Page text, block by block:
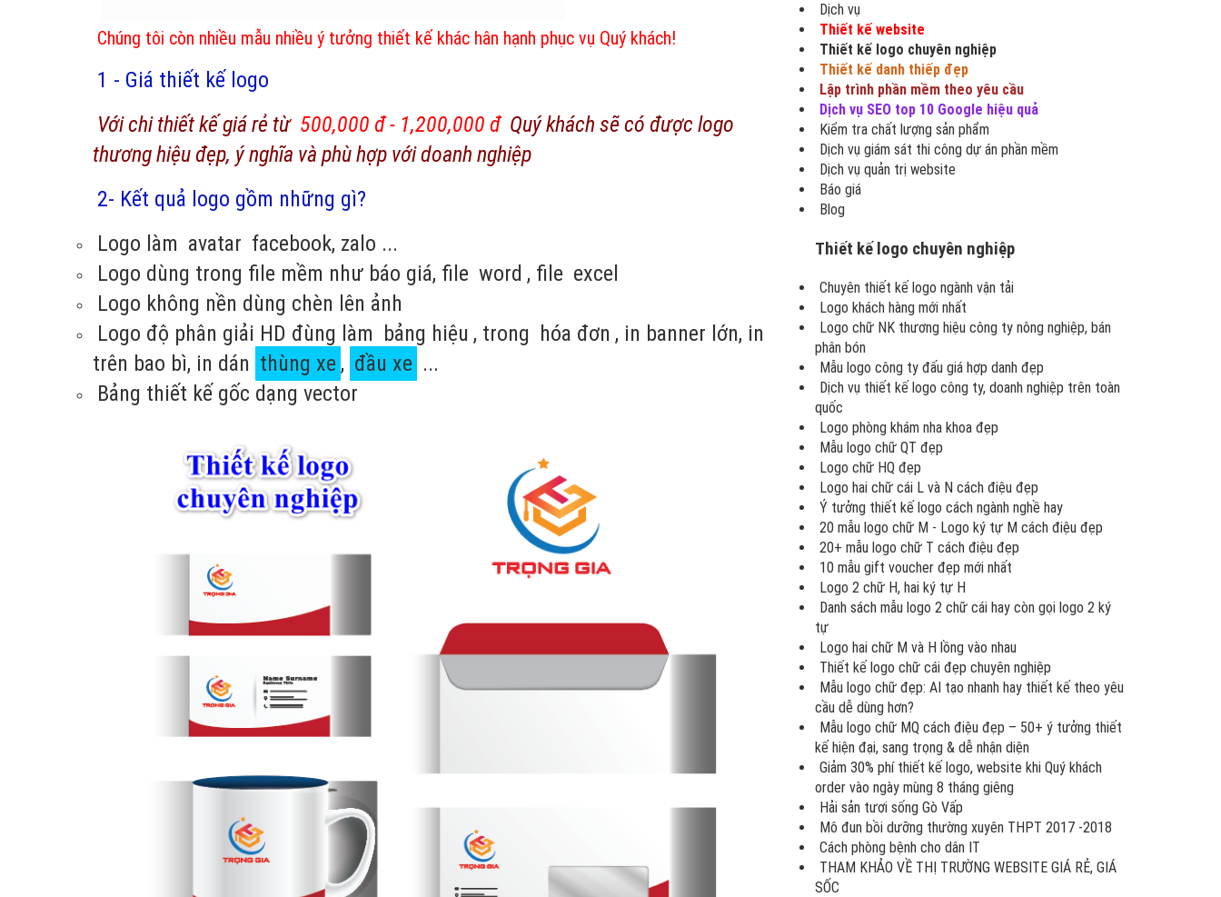
Chúng tôi còn nhiều mẫu nhiều ý tưởng thiết kế khác hân hạnh phục vụ Quý khách!
1 - Giá thiết kế logo
Với chi thiết kế giá rẻ từ 500,000 đ - 1,200,000 đ Quý khách sẽ có được logo
thương hiệu đẹp, ý nghĩa và phù hợp với doanh nghiệp
2- Kết quả logo gồm những gì?
Logo làm avatar facebook, zalo ...
Logo dùng trong file mềm như báo giá, file word , file excel
Logo không nền dùng chèn lên ảnh
Logo độ phân giải HD đùng làm bảng hiệu , trong hóa đơn , in banner lớn, in
trên bao bì, in dán thùng xe , đầu xe ...
Bảng thiết kế gốc dạng vector
Dịch vụ
Thiết kế website
Thiết kế logo chuyên nghiệp
Thiết kế danh thiếp đẹp
Lập trình phần mềm theo yêu cầu
Dịch vụ SEO top 10 Google hiệu quả
Kiểm tra chất lượng sản phẩm
Dịch vụ giám sát thi công dự án phần mềm
Dịch vụ quản trị website
Báo giá
Blog
Thiết kế logo chuyên nghiệp
Chuyên thiết kế logo ngành vận tải
Logo khách hàng mới nhất
Logo chữ NK thương hiệu công ty nông nghiệp, bán
phân bón
Mẫu logo công ty đấu giá hợp danh đẹp
Dịch vụ thiết kế logo công ty, doanh nghiệp trên toàn
quốc
Logo phòng khám nha khoa đẹp
Mẫu logo chữ QT đẹp
Logo chữ HQ đẹp
Logo hai chữ cái L và N cách điệu đẹp
Ý tưởng thiết kế logo cách ngành nghề hay
20 mẫu logo chữ M - Logo ký tự M cách điệu đẹp
20+ mẫu logo chữ T cách điệu đẹp
10 mẫu gift voucher đẹp mới nhất
Logo 2 chữ H, hai ký tự H
Danh sách mẫu logo 2 chữ cái hay còn gọi logo 2 ký
tự
Logo hai chữ M và H lồng vào nhau
Thiết kế logo chữ cái đẹp chuyên nghiệp
Mẫu logo chữ đẹp: AI tạo nhanh hay thiết kế theo yêu
cầu dễ dùng hơn?
Mẫu logo chữ MQ cách điệu đẹp – 50+ ý tưởng thiết
kế hiện đại, sang trọng & dễ nhận diện
Giảm 30% phí thiết kế logo, website khi Quý khách
order vào ngày mùng 8 tháng giêng
Hải sản tươi sống Gò Vấp
Mô đun bồi dưỡng thường xuyên THPT 2017 -2018
Cách phòng bệnh cho dân IT
THAM KHẢO VỀ THỊ TRƯỜNG WEBSITE GIÁ RẺ, GIÁ
SỐC